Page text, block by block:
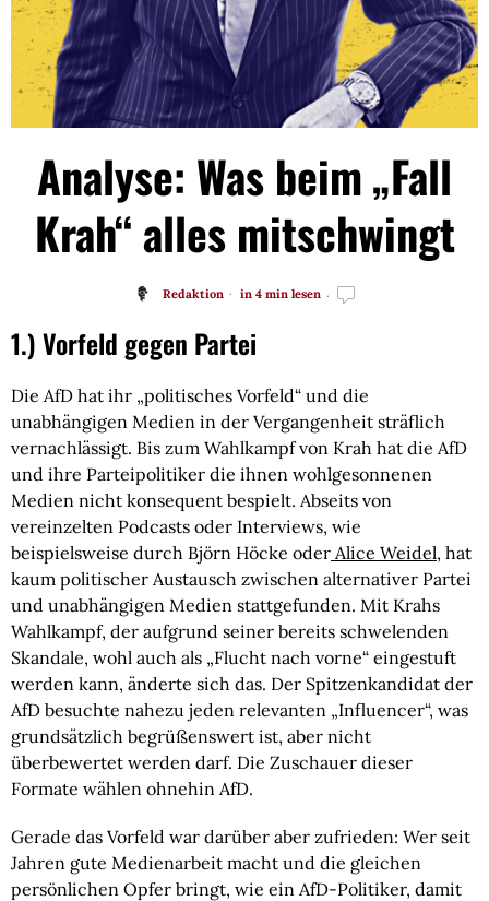
Analyse: Was beim „Fall
Krah“ alles mitschwingt
Redaktion in 4 min lesen
1.) Vorfeld gegen Partei
Die AfD hat ihr „politisches Vorfeld“ und die
unabhängigen Medien in der Vergangenheit sträflich
vernachlässigt. Bis zum Wahlkampf von Krah hat die AfD
und ihre Parteipolitiker die ihnen wohlgesonnenen
Medien nicht konsequent bespielt. Abseits von
vereinzelten Podcasts oder Interviews, wie
beispielsweise durch Björn Höcke oder Alice Weidel, hat
kaum politischer Austausch zwischen alternativer Partei
und unabhängigen Medien stattgefunden. Mit Krahs
Wahlkampf, der aufgrund seiner bereits schwelenden
Skandale, wohl auch als „Flucht nach vorne“ eingestuft
werden kann, änderte sich das. Der Spitzenkandidat der
AfD besuchte nahezu jeden relevanten „Influencer“, was
grundsätzlich begrüßenswert ist, aber nicht
überbewertet werden darf. Die Zuschauer dieser
Formate wählen ohnehin AfD.
Gerade das Vorfeld war darüber aber zufrieden: Wer seit
Jahren gute Medienarbeit macht und die gleichen
persönlichen Opfer bringt, wie ein AfD-Politiker, damit